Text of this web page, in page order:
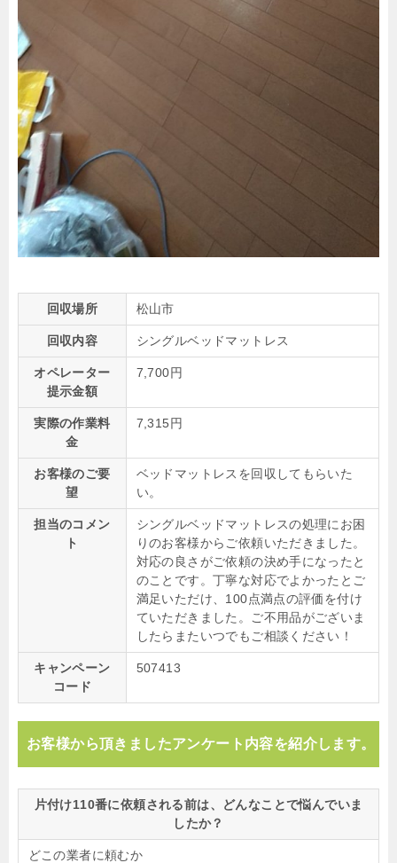
回収場所 松山市
回収内容 シングルベッドマットレス
オペレーター
提示金額
7,700円
実際の作業料
金
7,315円
お客様のご要
望
ベッドマットレスを回収してもらいた
い。
担当のコメン
ト
シングルベッドマットレスの処理にお困
りのお客様からご依頼いただきました。
対応の良さがご依頼の決め手になったと
のことです。丁寧な対応でよかったとご
満足いただけ、100点満点の評価を付け
ていただきました。ご不用品がございま
したらまたいつでもご相談ください！
キャンペーン
コード
507413
お客様から頂きましたアンケート内容を紹介します。
片付け110番に依頼される前は、どんなことで悩んでいま
したか？
どこの業者に頼むか